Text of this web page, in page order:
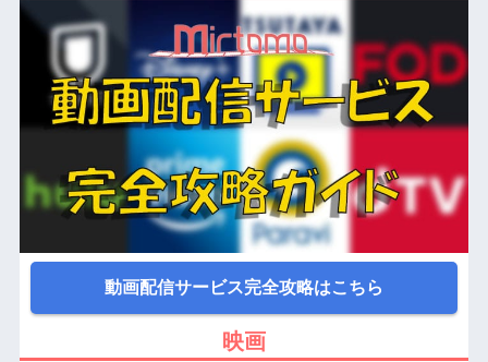
動画配信サービス完全攻略はこちら
映画